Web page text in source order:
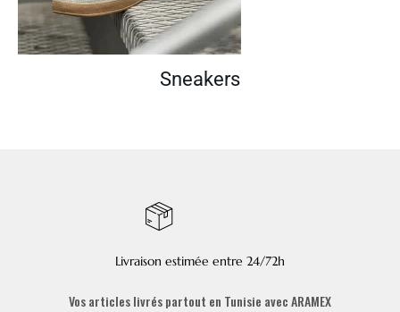
Sneakers
Livraison estimée entre 24/72h
Vos articles livrés partout en Tunisie avec ARAMEX